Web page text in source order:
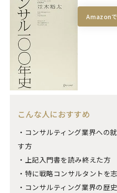
Amazon
こんな人におすすめ
・コンサルティング業界への
す方
・上記入門書を読み終えた方
・特に戦略コンサルタントを
・コンサルティング業界の歴